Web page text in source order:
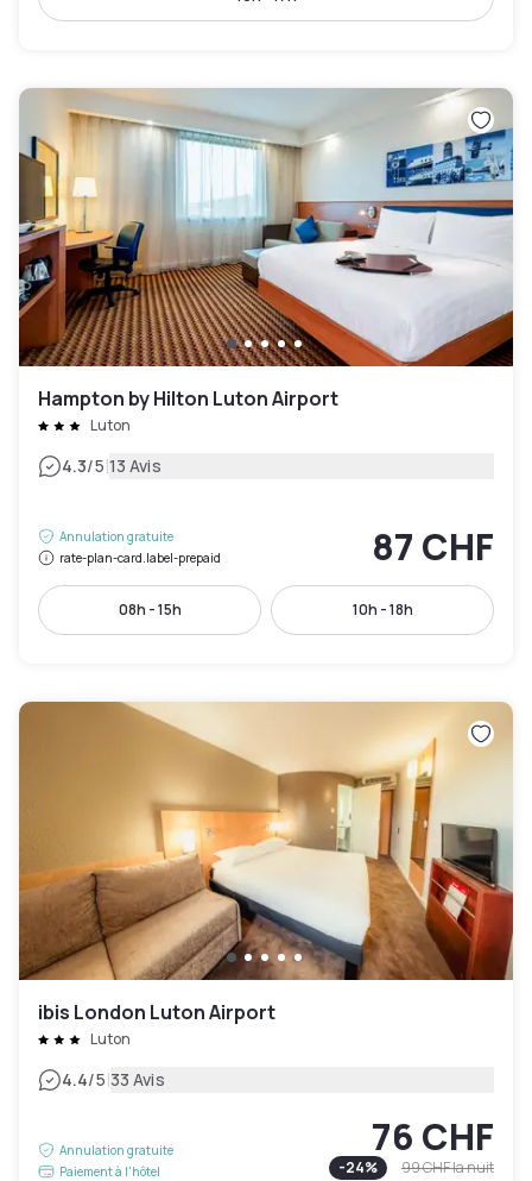
Hampton by Hilton Luton Airport
Luton
4.3/5|13 Avis
Annulation gratuite
rate-plan-card.label-prepaid
87 CHF
08h - 15h 10h - 18h
ibis London Luton Airport
Luton
4.4/5|33 Avis
Annulation gratuite
Paiement à l'hôtel
76 CHF
-24% 99 CHFla nuit